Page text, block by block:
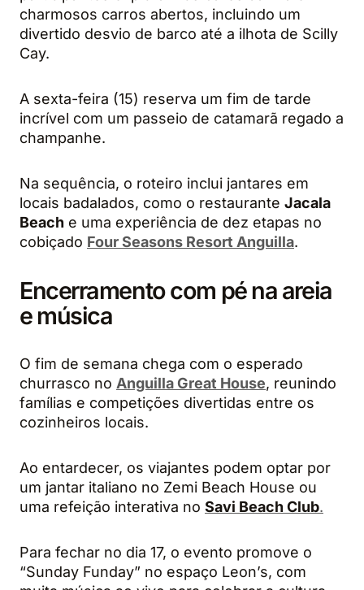
charmosos carros abertos, incluindo um
divertido desvio de barco até a ilhota de Scilly
Cay.
A sexta-feira (15) reserva um fim de tarde
incrível com um passeio de catamarã regado a
champanhe.
Na sequência, o roteiro inclui jantares em
locais badalados, como o restaurante Jacala
Beach e uma experiência de dez etapas no
cobiçado Four Seasons Resort Anguilla.
Encerramento com pé na areia
e música
O fim de semana chega com o esperado
churrasco no Anguilla Great House, reunindo
famílias e competições divertidas entre os
cozinheiros locais.
Ao entardecer, os viajantes podem optar por
um jantar italiano no Zemi Beach House ou
uma refeição interativa no Savi Beach Club.
Para fechar no dia 17, o evento promove o
“Sunday Funday” no espaço Leon’s, com